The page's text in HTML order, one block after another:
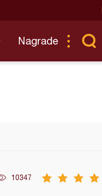
Nagrade
10347